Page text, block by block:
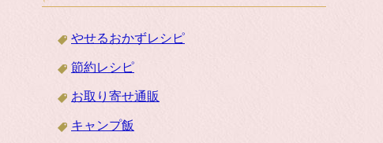
やせるおかずレシピ
節約レシピ
お取り寄せ通販
キャンプ飯